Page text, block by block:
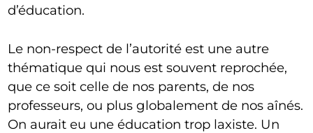
d’éducation.
Le non-respect de l’autorité est une autre
thématique qui nous est souvent reprochée,
que ce soit celle de nos parents, de nos
professeurs, ou plus globalement de nos aînés.
On aurait eu une éducation trop laxiste. Un